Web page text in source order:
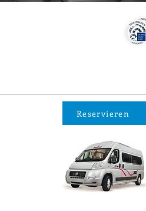
Reservieren